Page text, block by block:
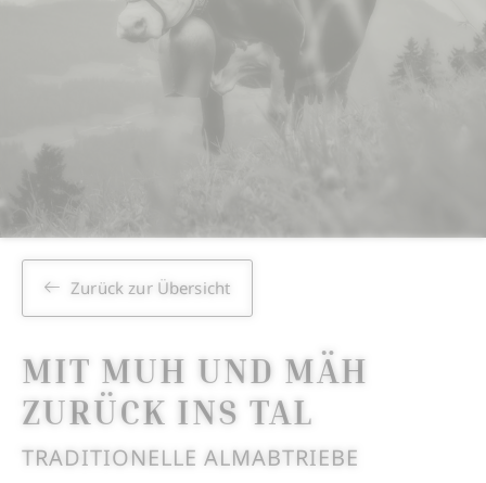
Zurück zur Übersicht
MIT MUH UND MÄH
ZURÜCK INS TAL
TRADITIONELLE ALMABTRIEBE